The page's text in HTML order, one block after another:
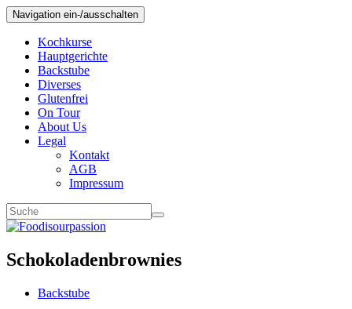
Navigation ein-/ausschalten
Kochkurse
Hauptgerichte
Backstube
Diverses
Glutenfrei
On Tour
About Us
Legal
Kontakt
AGB
Impressum
Schokoladenbrownies
Backstube